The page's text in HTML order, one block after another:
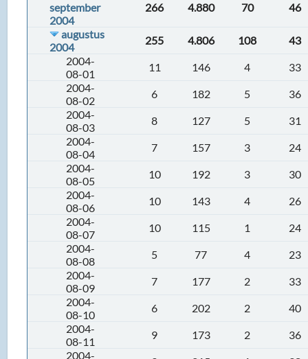
september
2004
266 4.880 70 46
augustus
2004
255 4.806 108
43
2004-
08-01
11 146 4
33
2004-
08-02
6 182 5
36
2004-
08-03
8 127 5
31
2004-
08-04
7 157 3
24
2004-
08-05
10 192 3
30
2004-
08-06
10 143 4
26
2004-
08-07
10 115 1
24
2004-
08-08
5 77 4
23
2004-
08-09
7 177 2
33
2004-
08-10
6 202 2
40
2004-
08-11
9 173 2
36
2004-